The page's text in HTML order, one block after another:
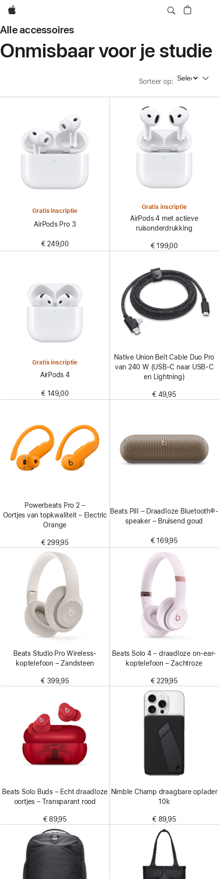
Apple
Alle accessoires
Onmisbaar voor je studie
Sorteer op: Sorteer op
Gratis inscriptie
AirPods Pro 3
€ 249,00
Gratis inscriptie
AirPods 4 met actieve
ruisonderdrukking
€ 199,00
Gratis inscriptie
AirPods 4
€ 149,00
Native Union Belt Cable Duo Pro
van 240 W (USB‑C naar USB‑C
en Lightning)
€ 49,95
Powerbeats Pro 2 –
Oortjes van topkwaliteit – Electric
Orange
€ 299,95
Beats Pill – Draadloze Bluetooth®-
speaker – Bruisend goud
€ 169,95
Beats Studio Pro Wireless-
koptelefoon – Zandsteen
€ 399,95
Beats Solo 4 – draadloze on-ear-
koptelefoon – Zachtroze
€ 229,95
Beats Solo Buds – Echt draadloze
oortjes – Transparant rood
€ 89,95
Nimble Champ draagbare oplader
10k
€ 89,95